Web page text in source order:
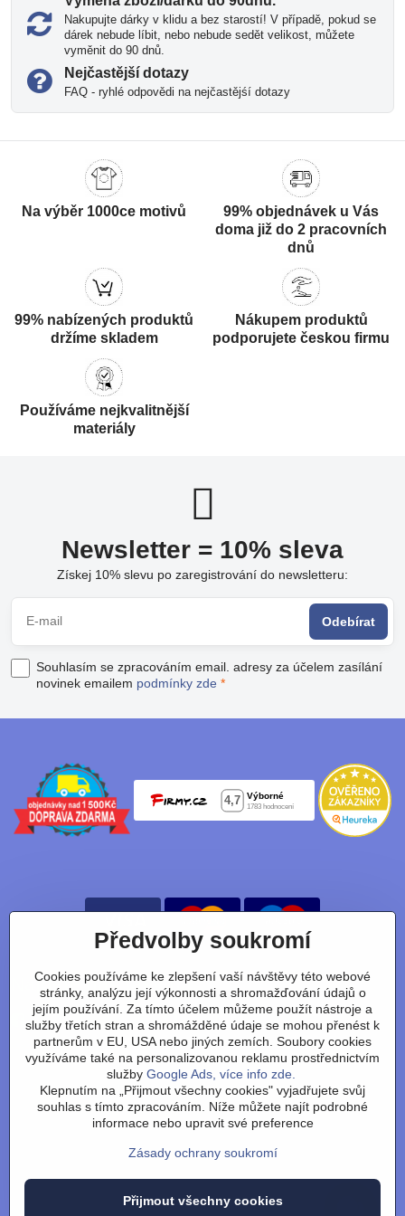
Nakupujte dárky v klidu a bez starostí! V případě, pokud se
dárek nebude líbit, nebo nebude sedět velikost, můžete
vyměnit do 90 dnů.
Nejčastější dotazy
FAQ - ryhlé odpovědi na nejčastějśí dotazy
Na výběr 1000ce motivů
99% objednávek u Vás
doma již do 2 pracovních
dnů
99% nabízených produktů
držíme skladem
Nákupem produktů
podporujete českou firmu
Používáme nejkvalitnější
materiály
Newsletter = 10% sleva
Získej 10% slevu po zaregistrování do newsletteru:
Odebírat
Souhlasím se zpracováním email. adresy za účelem zasílání
novinek emailem podmínky zde *
Nájdete nás taky na:
Facebook Instagram Youtube Tiktok
Obchodní podmínky/vrácení zboží/reklamace/výměna
zboží/články/technologie/recenze/o nás /FAQ/kontakt
©2026Copyright
Předvolby soukromí
Cookies používáme ke zlepšení vaší návštěvy této webové
stránky, analýzu její výkonnosti a shromažďování údajů o
jejím používání. Za tímto účelem můžeme použít nástroje a
služby třetích stran a shromážděné údaje se mohou přenést k
partnerům v EU, USA nebo jiných zemích. Soubory cookies
využíváme také na personalizovanou reklamu prostřednictvím
služby Google Ads, více info zde.
Klepnutím na „Přijmout všechny cookies" vyjadřujete svůj
souhlas s tímto zpracováním. Níže můžete najít podrobné
informace nebo upravit své preference
Zásady ochrany soukromí
Přijmout všechny cookies